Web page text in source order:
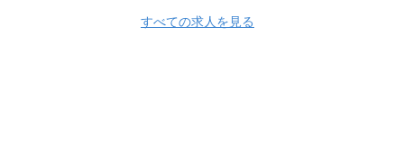
すべての求人を見る